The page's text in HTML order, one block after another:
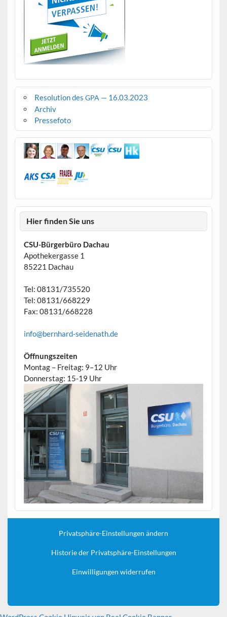
Resolution des GPA — 16.03.2023
Archiv
Pressefoto
Hier finden Sie uns
CSU-Bürgerbüro Dachau
Apothekergasse 1
85221 Dachau
Tel: 08131/735520
Tel: 08131/668229
Fax: 08131/668228
info@bernhard-seidenath.de
Öffnungszeiten
Montag – Freitag: 9–12 Uhr
Donnerstag: 15-19 Uhr
Privatsphäre-Einstellungen ändern
Historie der Privatsphäre-Einstellungen
Einwilligungen widerrufen